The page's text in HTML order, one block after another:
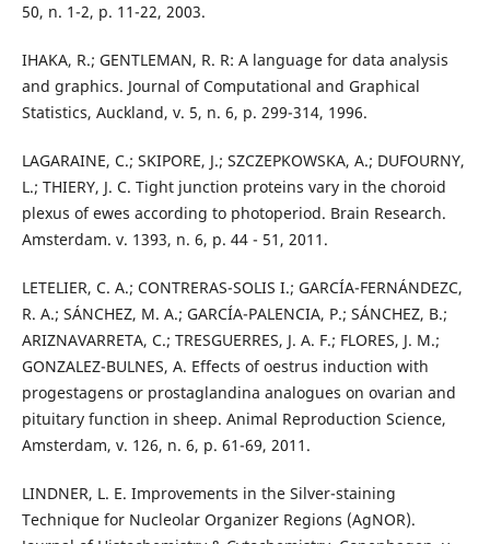
50, n. 1-2, p. 11-22, 2003.
IHAKA, R.; GENTLEMAN, R. R: A language for data analysis
and graphics. Journal of Computational and Graphical
Statistics, Auckland, v. 5, n. 6, p. 299-314, 1996.
LAGARAINE, C.; SKIPORE, J.; SZCZEPKOWSKA, A.; DUFOURNY,
L.; THIERY, J. C. Tight junction proteins vary in the choroid
plexus of ewes according to photoperiod. Brain Research.
Amsterdam. v. 1393, n. 6, p. 44 - 51, 2011.
LETELIER, C. A.; CONTRERAS-SOLIS I.; GARCÍA-FERNÁNDEZC,
R. A.; SÁNCHEZ, M. A.; GARCÍA-PALENCIA, P.; SÁNCHEZ, B.;
ARIZNAVARRETA, C.; TRESGUERRES, J. A. F.; FLORES, J. M.;
GONZALEZ-BULNES, A. Effects of oestrus induction with
progestagens or prostaglandina analogues on ovarian and
pituitary function in sheep. Animal Reproduction Science,
Amsterdam, v. 126, n. 6, p. 61-69, 2011.
LINDNER, L. E. Improvements in the Silver-staining
Technique for Nucleolar Organizer Regions (AgNOR).